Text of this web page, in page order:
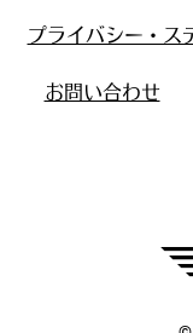
プライバシー・ス
お問い合わせ